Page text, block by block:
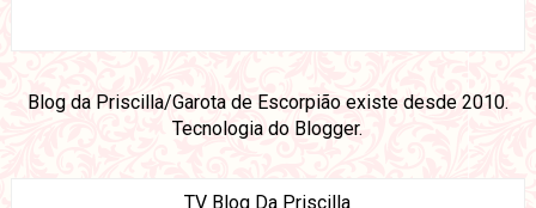
Blog da Priscilla/Garota de Escorpião existe desde 2010.
Tecnologia do Blogger.
TV Blog Da Priscilla